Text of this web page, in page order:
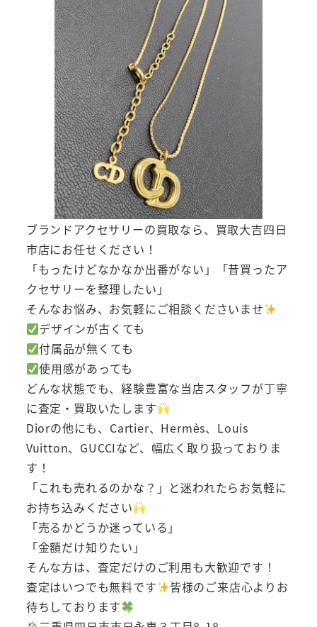
ブランドアクセサリーの買取なら、買取大吉四日
市店にお任せください！
「もったけどなかなか出番がない」「昔買ったア
クセサリーを整理したい」
そんなお悩み、お気軽にご相談くださいませ
デザインが古くても
付属品が無くても
使用感があっても
どんな状態でも、経験豊富な当店スタッフが丁寧
に査定・買取いたします
Diorの他にも、Cartier、Hermès、Louis
Vuitton、GUCCIなど、幅広く取り扱っておりま
す！
「これも売れるのかな？」と迷われたらお気軽に
お持ち込みください
「売るかどうか迷っている」
「金額だけ知りたい」
そんな方は、査定だけのご利用も大歓迎です！
査定はいつでも無料です
皆様のご来店心よりお
待ちしております